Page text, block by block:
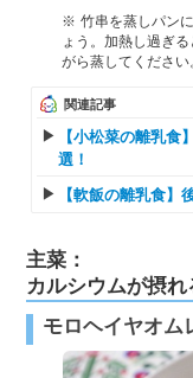
竹串を蒸しパン
ょう。加熱し過ぎ
がら蒸してください
関連記事
【小松菜の離乳食
選！
【軟飯の離乳食】
主菜：
カルシウムが摂
モロヘイヤオム